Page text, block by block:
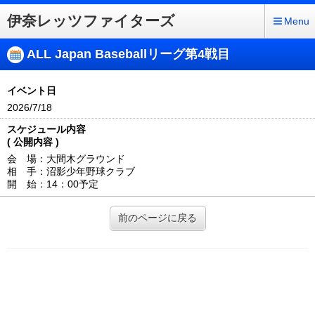
伊奈レッツファイターズ Menu
ALL Japan Baseballリーグ第4戦目
イベント日
2026/7/18
スケジュール内容
( 公開内容 )
会 場：大間木グラウンド
相 手：沼影少年野球クラブ
開 始：14：00予定
前のページに戻る